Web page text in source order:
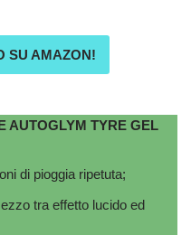
SU AMAZON!
AUTOGLYM TYRE GEL
di pioggia ripetuta;
tra effetto lucido ed